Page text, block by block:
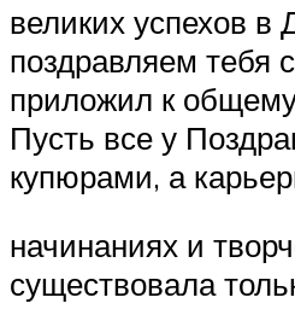
​великих успехов в
поздравляем тебя
​приложил к
Пусть все у
купюрами, а
​начинаниях и
существовала